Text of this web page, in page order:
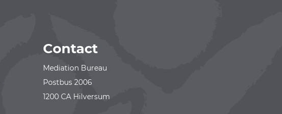
Contact
Mediation Bureau
Postbus 2006
1200 CA Hilversum